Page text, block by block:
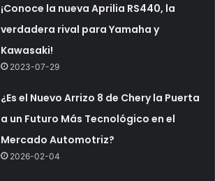
¡Conoce la nueva Aprilia RS440, la
verdadera rival para Yamaha y
Kawasaki!
2023-07-29
¿Es el Nuevo Arrizo 8 de Chery la Puerta
a un Futuro Más Tecnológico en el
Mercado Automotriz?
2026-02-04